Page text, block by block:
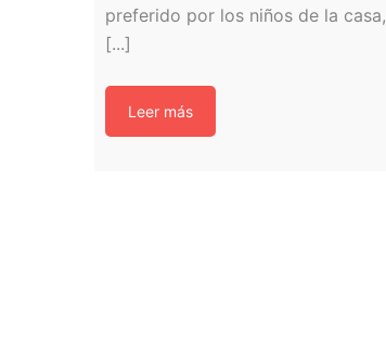
preferido por los niños de la casa,
[...]
Leer más